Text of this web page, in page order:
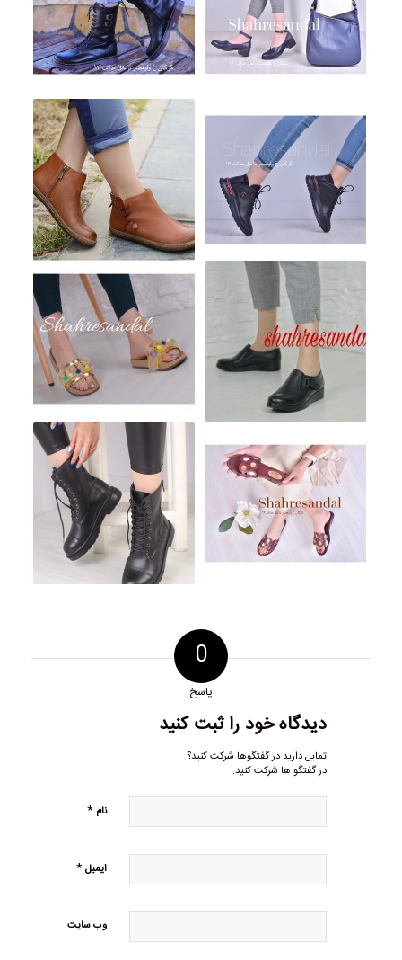
0
پاسخ
دیدگاه خود را ثبت کنید
تمایل دارید در گفتگوها شرکت کنید؟
در گفتگو ها شرکت کنید.
نام *
ایمیل*
وب‌ سایت